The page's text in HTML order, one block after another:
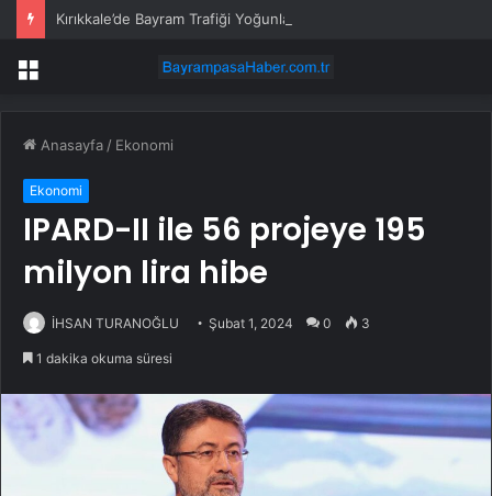
Kırıkkale’de Bayram Trafiği Yoğunlaştı
Menü
Anasayfa / Ekonomi
Ekonomi
IPARD-II ile 56 projeye 195
milyon lira hibe
İHSAN TURANOĞLU Şubat 1, 2024 0 3
1 dakika okuma süresi